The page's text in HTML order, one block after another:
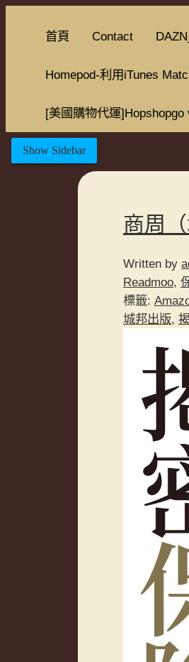
首頁 Contact
Homepod-利用iTunes
[美國購物代運]Hopshopgo
Show Sidebar
商周
Written by
Readmoo,
標籤:
城邦出版,